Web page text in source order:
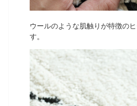
ウールのような肌触りが特徴の
す。